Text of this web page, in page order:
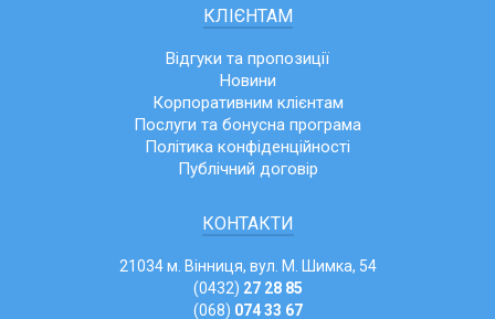
КЛІЄНТАМ
Відгуки та пропозиції
Новини
Корпоративним клієнтам
Послуги та бонусна програма
Політика конфіденційності
Публічний договір
КОНТАКТИ
21034 м. Вінниця, вул. М. Шимка, 54
(0432) 27 28 85
(068) 074 33 67